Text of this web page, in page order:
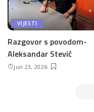
VIJESTI
Razgovor s povodom-
Aleksandar Stević
jun 23, 2026